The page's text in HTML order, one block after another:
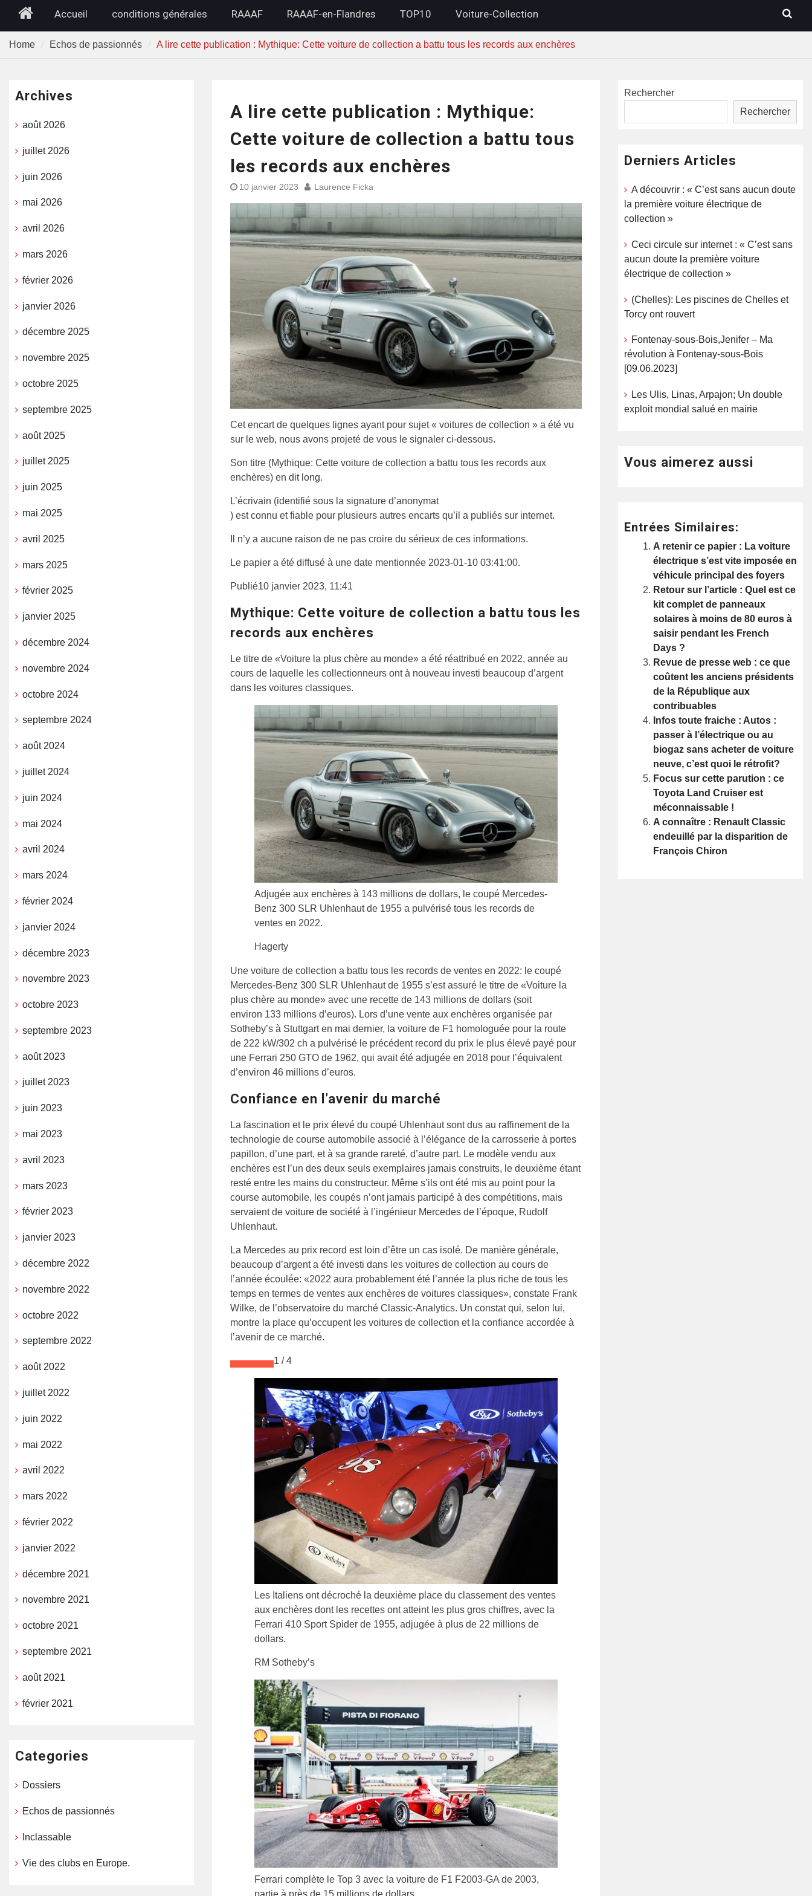
HomeAccueil conditions générales RAAAF RAAAF-en-Flandres TOP10 Voiture-Collection
Home Echos de passionnés A lire cette publication : Mythique: Cette voiture de collection a battu tous les records aux enchères
A lire cette publication : Mythique:
Cette voiture de collection a battu tous
les records aux enchères
10 janvier 2023 Laurence Ficka
Cet encart de quelques lignes ayant pour sujet « voitures de collection » a été vu
sur le web, nous avons projeté de vous le signaler ci-dessous.
Son titre (Mythique: Cette voiture de collection a battu tous les records aux
enchères) en dit long.
L’écrivain (identifié sous la signature d’anonymat
) est connu et fiable pour plusieurs autres encarts qu’il a publiés sur internet.
Il n’y a aucune raison de ne pas croire du sérieux de ces informations.
Le papier a été diffusé à une date mentionnée 2023-01-10 03:41:00.
Publié10 janvier 2023, 11:41
Mythique: Cette voiture de collection a battu tous les
records aux enchères
Le titre de «Voiture la plus chère au monde» a été réattribué en 2022, année au
cours de laquelle les collectionneurs ont à nouveau investi beaucoup d’argent
dans les voitures classiques.
Adjugée aux enchères à 143 millions de dollars, le coupé Mercedes-
Benz 300 SLR Uhlenhaut de 1955 a pulvérisé tous les records de
ventes en 2022.
Hagerty
Une voiture de collection a battu tous les records de ventes en 2022: le coupé
Mercedes-Benz 300 SLR Uhlenhaut de 1955 s’est assuré le titre de «Voiture la
plus chère au monde» avec une recette de 143 millions de dollars (soit
environ 133 millions d’euros). Lors d’une vente aux enchères organisée par
Sotheby’s à Stuttgart en mai dernier, la voiture de F1 homologuée pour la route
de 222 kW/302 ch a pulvérisé le précédent record du prix le plus élevé payé pour
une Ferrari 250 GTO de 1962, qui avait été adjugée en 2018 pour l’équivalent
d’environ 46 millions d’euros.
Confiance en l’avenir du marché
La fascination et le prix élevé du coupé Uhlenhaut sont dus au raffinement de la
technologie de course automobile associé à l’élégance de la carrosserie à portes
papillon, d’une part, et à sa grande rareté, d’autre part. Le modèle vendu aux
enchères est l’un des deux seuls exemplaires jamais construits, le deuxième étant
resté entre les mains du constructeur. Même s’ils ont été mis au point pour la
course automobile, les coupés n’ont jamais participé à des compétitions, mais
servaient de voiture de société à l’ingénieur Mercedes de l’époque, Rudolf
Uhlenhaut.
La Mercedes au prix record est loin d’être un cas isolé. De manière générale,
beaucoup d’argent a été investi dans les voitures de collection au cours de
l’année écoulée: «2022 aura probablement été l’année la plus riche de tous les
temps en termes de ventes aux enchères de voitures classiques», constate Frank
Wilke, de l’observatoire du marché Classic-Analytics. Un constat qui, selon lui,
montre la place qu’occupent les voitures de collection et la confiance accordée à
l’avenir de ce marché.
1 /4
Les Italiens ont décroché la deuxième place du classement des ventes
aux enchères dont les recettes ont atteint les plus gros chiffres, avec la
Ferrari 410 Sport Spider de 1955, adjugée à plus de 22 millions de
dollars.
RM Sotheby’s
Ferrari complète le Top 3 avec la voiture de F1 F2003-GA de 2003,
partie à près de 15 millions de dollars.
Rechercher
Rechercher
Derniers Articles
A découvrir : « C’est sans aucun doute
la première voiture électrique de
collection »
Ceci circule sur internet : « C’est sans
aucun doute la première voiture
électrique de collection »
(Chelles): Les piscines de Chelles et
Torcy ont rouvert
Fontenay-sous-Bois,Jenifer – Ma
révolution à Fontenay-sous-Bois
[09.06.2023]
Les Ulis, Linas, Arpajon; Un double
exploit mondial salué en mairie
Vous aimerez aussi
Entrées Similaires:
A retenir ce papier : La voiture
électrique s’est vite imposée en
véhicule principal des foyers
Retour sur l’article : Quel est ce
kit complet de panneaux
solaires à moins de 80 euros à
saisir pendant les French
Days ?
Revue de presse web : ce que
coûtent les anciens présidents
de la République aux
contribuables
Infos toute fraiche : Autos :
passer à l’électrique ou au
biogaz sans acheter de voiture
neuve, c’est quoi le rétrofit?
Focus sur cette parution : ce
Toyota Land Cruiser est
méconnaissable !
A connaître : Renault Classic
endeuillé par la disparition de
François Chiron
Archives
août 2026
juillet 2026
juin 2026
mai 2026
avril 2026
mars 2026
février 2026
janvier 2026
décembre 2025
novembre 2025
octobre 2025
septembre 2025
août 2025
juillet 2025
juin 2025
mai 2025
avril 2025
mars 2025
février 2025
janvier 2025
décembre 2024
novembre 2024
octobre 2024
septembre 2024
août 2024
juillet 2024
juin 2024
mai 2024
avril 2024
mars 2024
février 2024
janvier 2024
décembre 2023
novembre 2023
octobre 2023
septembre 2023
août 2023
juillet 2023
juin 2023
mai 2023
avril 2023
mars 2023
février 2023
janvier 2023
décembre 2022
novembre 2022
octobre 2022
septembre 2022
août 2022
juillet 2022
juin 2022
mai 2022
avril 2022
mars 2022
février 2022
janvier 2022
décembre 2021
novembre 2021
octobre 2021
septembre 2021
août 2021
février 2021
Categories
Dossiers
Echos de passionnés
Inclassable
Vie des clubs en Europe.